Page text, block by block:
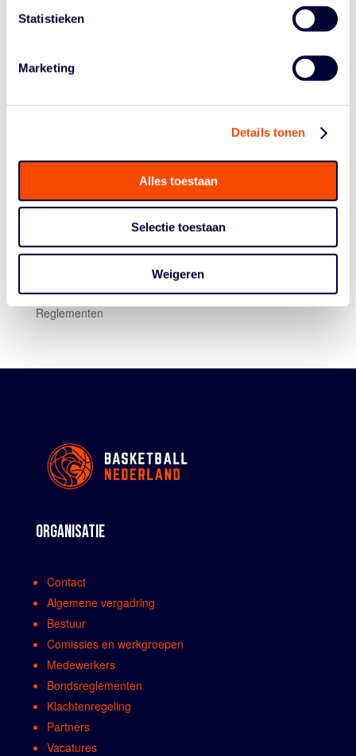
Statistieken
Marketing
Details tonen
Alles toestaan
Selectie toestaan
Weigeren
Medewerkers
Reglementen
ORGANISATIE
Contact
Algemene vergadring
Bestuur
Comissies en werkgroepen
Medewerkers
Bondsreglementen
Klachtenregeling
Partners
Vacatures